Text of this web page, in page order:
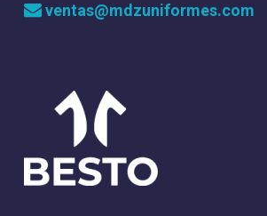
ventas@mdzuniformes.com